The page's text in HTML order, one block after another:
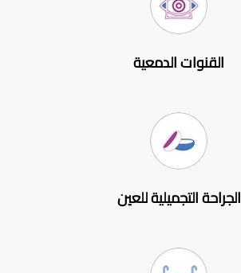
القنوات الدمعية
الجراحة التجميلية للعين